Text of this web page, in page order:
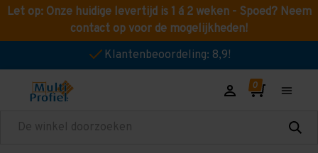
Let op: Onze huidige levertijd is 1 á 2 weken - Spoed? Neem
contact op voor de mogelijkheden!
Klantenbeoordeling: 8,9!
Zoeken